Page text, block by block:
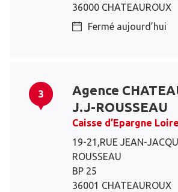
36000 CHATEAUROUX
Fermé aujourd’hui
3
Agence
J.J-ROUSSEAU
Caisse d’Epargne
19-21,RUE JEAN-
ROUSSEAU
BP 25
36001 CHATEAUROUX